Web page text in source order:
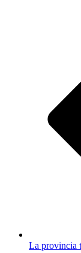
La provincia